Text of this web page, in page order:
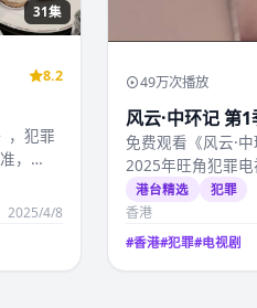
31集
8.2
，犯罪
，
2025/4/8
49万次播放
风云·中环记 第1
免费观看《风云·
2025年旺角犯罪电
张曼玉、吴镇宇，…
港台精选 犯罪
香港
#香港#犯罪#电视剧